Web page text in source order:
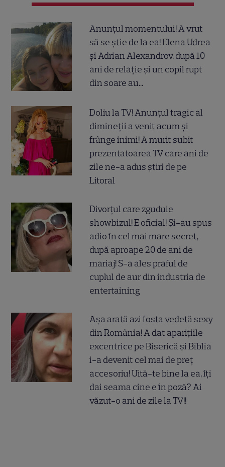
Anunțul momentului! A vrut
să se știe de la ea! Elena Udrea
și Adrian Alexandrov, după 10
ani de relație și un copil rupt
din soare au...
Doliu la TV! Anunțul tragic al
dimineții a venit acum și
frânge inimi! A murit subit
prezentatoarea TV care ani de
zile ne-a adus știri de pe
Litoral
Divorțul care zguduie
showbizul! E oficial! Și-au spus
adio în cel mai mare secret,
după aproape 20 de ani de
mariaj! S-a ales praful de
cuplul de aur din industria de
entertaining
Așa arată azi fosta vedetă sexy
din România! A dat aparițiile
excentrice pe Biserică și Biblia
i-a devenit cel mai de preț
accesoriu! Uită-te bine la ea, îți
dai seama cine e în poză? Ai
văzut-o ani de zile la TV!!